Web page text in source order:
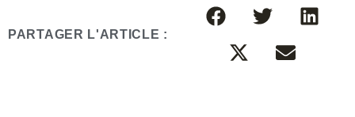
PARTAGER L'ARTICLE :